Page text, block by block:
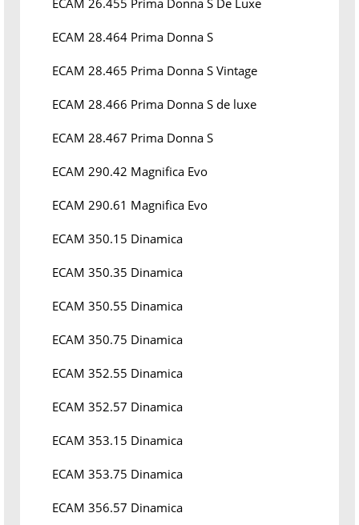
ECAM 26.455 Prima Donna S De Luxe
ECAM 28.464 Prima Donna S
ECAM 28.465 Prima Donna S Vintage
ECAM 28.466 Prima Donna S de luxe
ECAM 28.467 Prima Donna S
ECAM 290.42 Magnifica Evo
ECAM 290.61 Magnifica Evo
ECAM 350.15 Dinamica
ECAM 350.35 Dinamica
ECAM 350.55 Dinamica
ECAM 350.75 Dinamica
ECAM 352.55 Dinamica
ECAM 352.57 Dinamica
ECAM 353.15 Dinamica
ECAM 353.75 Dinamica
ECAM 356.57 Dinamica